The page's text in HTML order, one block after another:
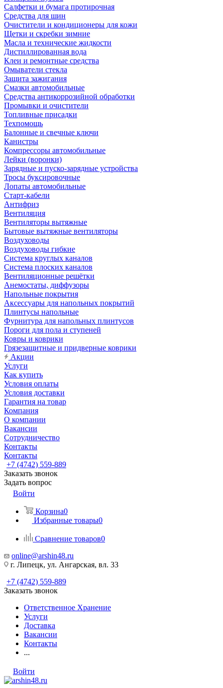
Салфетки и бумага протирочная
Средства для шин
Очистители и кондиционеры для кожи
Щетки и скребки зимние
Масла и технические жидкости
Дистиллированная вода
Клеи и ремонтные средства
Омыватели стекла
Защита зажигания
Смазки автомобильные
Средства антикоррозийной обработки
Промывки и очистители
Топливные присадки
Техпомощь
Балонные и свечные ключи
Канистры
Компрессоры автомобильные
Лейки (воронки)
Зарядные и пуско-зарядные устройства
Тросы буксировочные
Лопаты автомобильные
Старт-кабели
Антифриз
Вентиляция
Вентиляторы вытяжные
Бытовые вытяжные вентиляторы
Воздуховоды
Воздуховоды гибкие
Система круглых каналов
Система плоских каналов
Вентиляционные решётки
Анемостаты, диффузоры
Напольные покрытия
Аксессуары для напольных покрытий
Плинтусы напольные
Фурнитура для напольных плинтусов
Пороги для пола и ступеней
Ковры и коврики
Грязезащитные и придверные коврики
Акции
Услуги
Как купить
Условия оплаты
Условия доставки
Гарантия на товар
Компания
О компании
Вакансии
Сотрудничество
Контакты
Контакты
+7 (4742) 559-889
Заказать звонок
Задать вопрос
Войти
Корзина0
Избранные товары0
Сравнение товаров0
online@arshin48.ru
г. Липецк, ул. Ангарская, вл. 33
+7 (4742) 559-889
Заказать звонок
Ответственное Хранение
Услуги
Доставка
Вакансии
Контакты
...
Войти